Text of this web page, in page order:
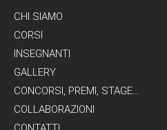
CHI SIAMO
CORSI
INSEGNANTI
GALLERY
CONCORSI, PREMI, STAGE…
COLLABORAZIONI